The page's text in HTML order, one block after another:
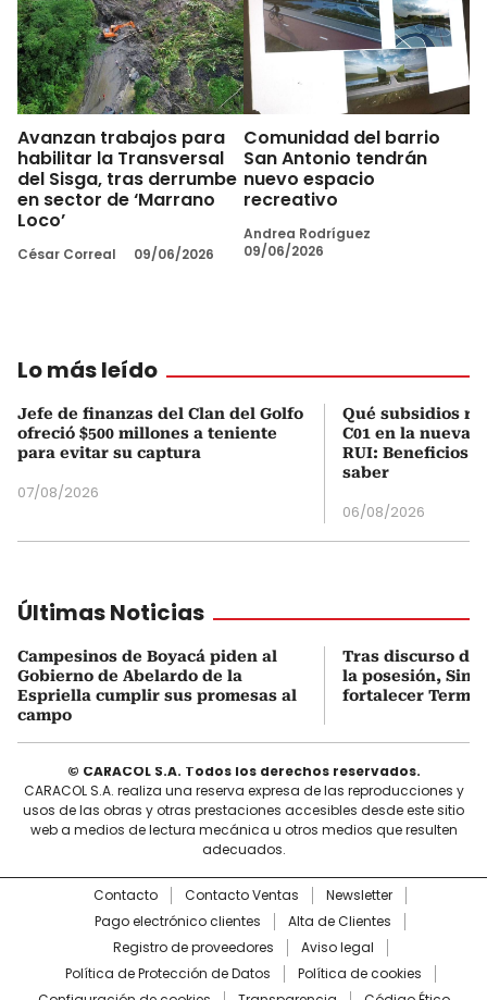
Avanzan trabajos para
habilitar la Transversal
del Sisga, tras derrumbe
en sector de ‘Marrano
Loco’
César Correal 09/06/2026
Comunidad del barrio
San Antonio tendrán
nuevo espacio
recreativo
Andrea Rodríguez
09/06/2026
Lo más leído
Jefe de finanzas del Clan del Golfo
ofreció $500 millones a teniente
para evitar su captura
07/08/2026
Qué subsidios
C01 en la nueva
RUI: Beneficios
saber
06/08/2026
Últimas Noticias
Campesinos de Boyacá piden al
Gobierno de Abelardo de la
Espriella cumplir sus promesas al
campo
Tras discurso
la posesión,
fortalecer
© CARACOL S.A. Todos los derechos reservados.
CARACOL S.A. realiza una reserva expresa de las reproducciones y
usos de las obras y otras prestaciones accesibles desde este sitio
web a medios de lectura mecánica u otros medios que resulten
adecuados.
Contacto Contacto Ventas
Newsletter
Pago electrónico clientes
Alta de Clientes
Registro de proveedores
Aviso legal
Política de Protección de Datos
Política de cookies